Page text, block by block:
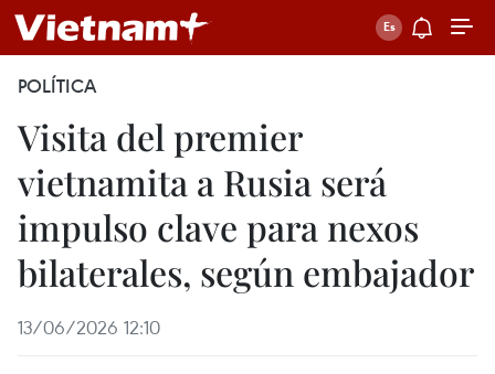
POLÍTICA
Visita del premier
vietnamita a Rusia será
impulso clave para nexos
bilaterales, según embajador
13/06/2026 12:10